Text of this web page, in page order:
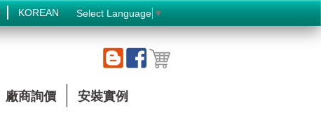
KOREAN Select Language ▼
廠商詢價 安裝實例